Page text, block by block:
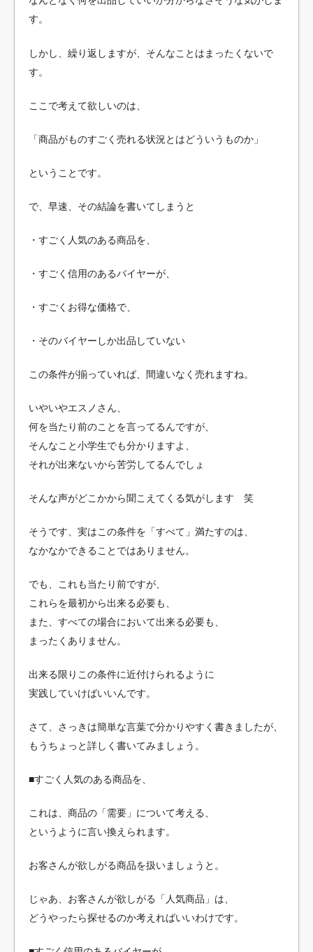
す。
しかし、繰り返しますが、そんなことはまったくないで
す。
ここで考えて欲しいのは、
「商品がものすごく売れる状況とはどういうものか」
ということです。
で、早速、その結論を書いてしまうと
・すごく人気のある商品を、
・すごく信用のあるバイヤーが、
・すごくお得な価格で、
・そのバイヤーしか出品していない
この条件が揃っていれば、間違いなく売れますね。
いやいやエスノさん、
何を当たり前のことを言ってるんですが、
そんなこと小学生でも分かりますよ、
それが出来ないから苦労してるんでしょ
そんな声がどこかから聞こえてくる気がします 笑
そうです、実はこの条件を「すべて」満たすのは、
なかなかできることではありません。
でも、これも当たり前ですが、
これらを最初から出来る必要も、
また、すべての場合において出来る必要も、
まったくありません。
出来る限りこの条件に近付けられるように
実践していけばいいんです。
さて、さっきは簡単な言葉で分かりやすく書きましたが、
もうちょっと詳しく書いてみましょう。
■すごく人気のある商品を、
これは、商品の「需要」について考える、
というように言い換えられます。
お客さんが欲しがる商品を扱いましょうと。
じゃあ、お客さんが欲しがる「人気商品」は、
どうやったら探せるのか考えればいいわけです。